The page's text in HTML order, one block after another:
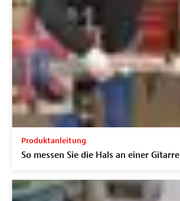
Produktanleitung
So messen Sie die Hals an einer Gitarre